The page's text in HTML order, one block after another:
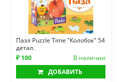
Пазл Puzzle Time "Колобок" 54
детал.
₽ 100
В наличии
ДОБАВИТЬ